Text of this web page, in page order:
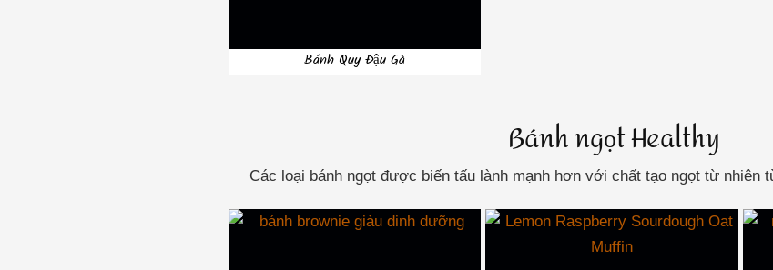
Bánh Quy Đậu Gà
Bánh ngọt Healthy
Các loại bánh ngọt được biến tấu lành mạnh hơn với chất tạo ngọt từ nhiên